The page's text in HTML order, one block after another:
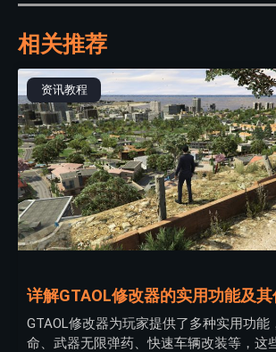
相关推荐
资讯教程
详解GTAOL修改器的实用功能及
GTAOL修改器为玩家提供了多种实用功能
命、武器无限弹药、快速车辆改装等，这